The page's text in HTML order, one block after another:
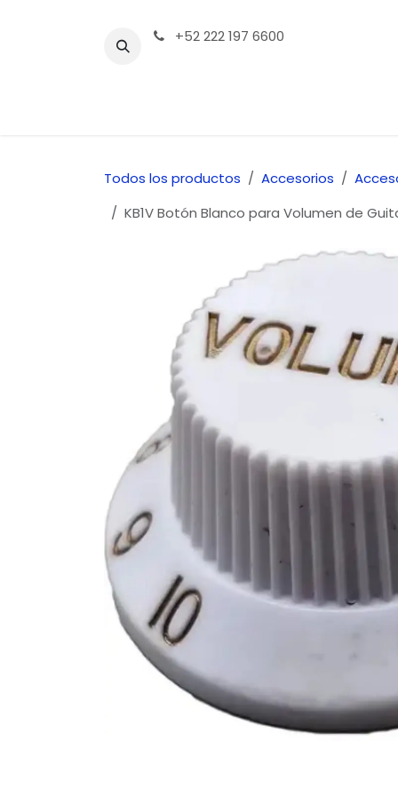
+52 222 197 6600
Todos los productos Accesorios
KB1V Botón Blanco para Volumen de